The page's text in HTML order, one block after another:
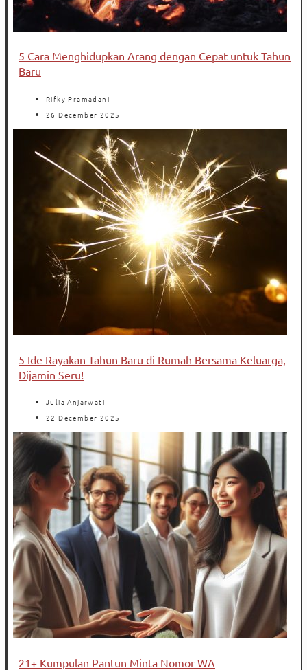
5 Cara Menghidupkan Arang dengan Cepat untuk Tahun
Baru
Rifky Pramadani
26 December 2025
5 Ide Rayakan Tahun Baru di Rumah Bersama Keluarga,
Dijamin Seru!
Julia Anjarwati
22 December 2025
21+ Kumpulan Pantun Minta Nomor WA